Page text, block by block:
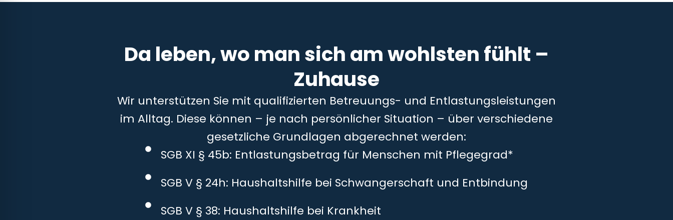
Da leben, wo man sich am wohlsten fühlt –
Zuhause
Wir unterstützen Sie mit qualifizierten Betreuungs- und Entlastungsleistungen
im Alltag. Diese können – je nach persönlicher Situation – über verschiedene
gesetzliche Grundlagen abgerechnet werden:
SGB XI § 45b: Entlastungsbetrag für Menschen mit Pflegegrad*
SGB V § 24h: Haushaltshilfe bei Schwangerschaft und Entbindung
SGB V § 38: Haushaltshilfe bei Krankheit